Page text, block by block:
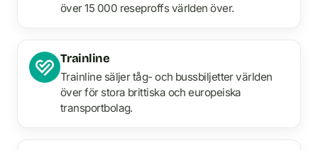
över 15 000 reseproffs världen över.
Trainline
Trainline säljer tåg- och bussbiljetter världen
över för stora brittiska och europeiska
transportbolag.